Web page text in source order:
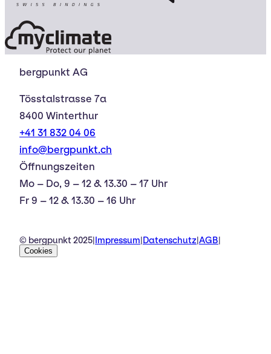
bergpunkt AG
Tösstalstrasse 7a
8400 Winterthur
+41 31 832 04 06
info@bergpunkt.ch
Öffnungszeiten
Mo – Do, 9 – 12 & 13.30 – 17 Uhr
Fr 9 – 12 & 13.30 – 16 Uhr
© bergpunkt 2025 Impressum Datenschutz AGB
Cookies